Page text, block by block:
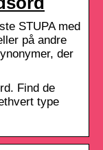
STUPA med
på andre
der
Find de
type